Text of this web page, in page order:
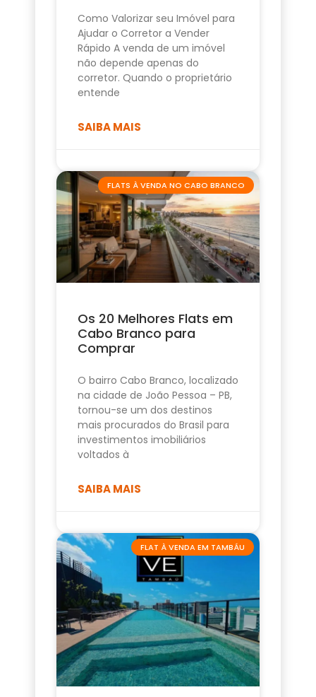
Como Valorizar seu Imóvel para
Ajudar o Corretor a Vender
Rápido A venda de um imóvel
não depende apenas do
corretor. Quando o proprietário
entende
SAIBA MAIS
FLATS À VENDA NO CABO BRANCO
Os 20 Melhores Flats em
Cabo Branco para
Comprar
O bairro Cabo Branco, localizado
na cidade de João Pessoa – PB,
tornou-se um dos destinos
mais procurados do Brasil para
investimentos imobiliários
voltados à
SAIBA MAIS
FLAT À VENDA EM TAMBÁU